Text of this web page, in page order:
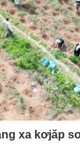
xa kơjăp